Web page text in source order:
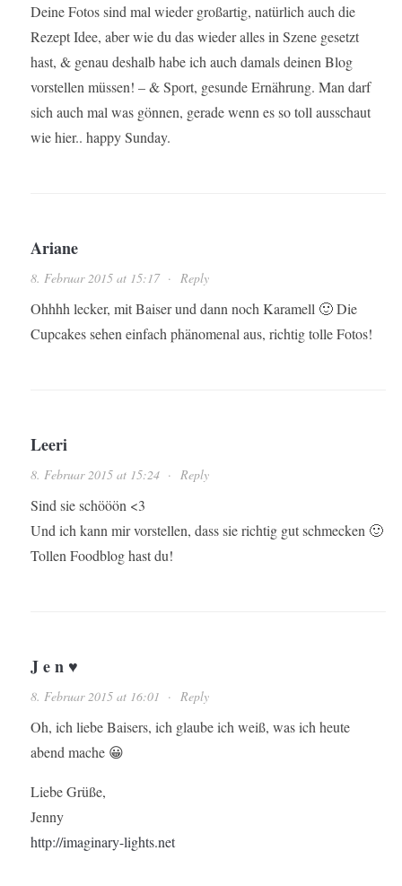
Deine Fotos sind mal wieder großartig, natürlich auch die
Rezept Idee, aber wie du das wieder alles in Szene gesetzt
hast, & genau deshalb habe ich auch damals deinen Blog
vorstellen müssen! – & Sport, gesunde Ernährung. Man darf
sich auch mal was gönnen, gerade wenn es so toll ausschaut
wie hier.. happy Sunday.
Ariane
8. Februar 2015 at 15:17· Reply
Ohhhh lecker, mit Baiser und dann noch Karamell 🙂 Die
Cupcakes sehen einfach phänomenal aus, richtig tolle Fotos!
Leeri
8. Februar 2015 at 15:24· Reply
Sind sie schööön <3
Und ich kann mir vorstellen, dass sie richtig gut schmecken 🙂
Tollen Foodblog hast du!
J e n ♥
8. Februar 2015 at 16:01 · Reply
Oh, ich liebe Baisers, ich glaube ich weiß, was ich heute
abend mache 😀
Liebe Grüße,
Jenny
http://imaginary-lights.net